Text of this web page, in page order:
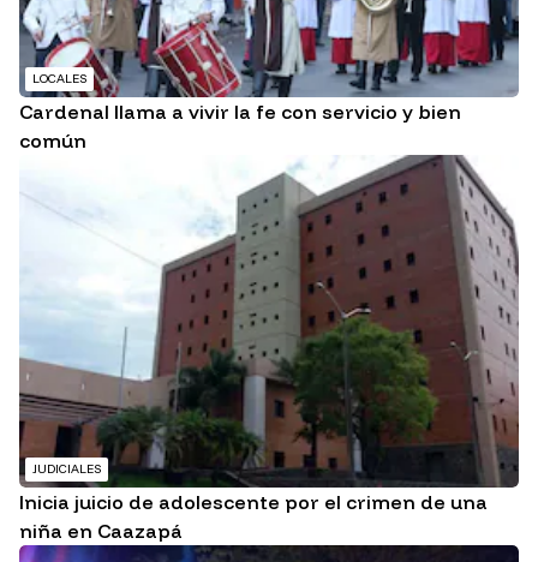
LOCALES
Cardenal llama a vivir la fe con servicio y bien
común
JUDICIALES
Inicia juicio de adolescente por el crimen de una
niña en Caazapá